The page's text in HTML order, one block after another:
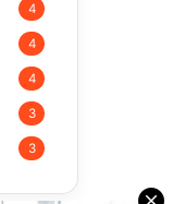
4
4
4
3
3